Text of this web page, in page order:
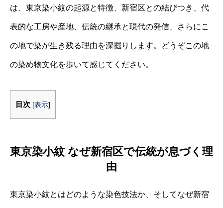
は、東京染小紋の起源と特徴、新宿区との結びつき、代
表的な工房や産地、伝統の継承と現代の発信、さらにこ
の地で染が生き残る理由を深掘りします。どうぞこの地
の染め物文化を歩いて感じてください。
目次 [表示]
東京染小紋 なぜ新宿区で伝統が息づく理
由
東京染小紋とはどのような染色技法か、そしてなぜ新宿